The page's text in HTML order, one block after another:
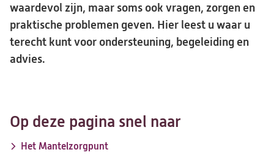
waardevol zijn, maar soms ook vragen, zorgen en
praktische problemen geven. Hier leest u waar u
terecht kunt voor ondersteuning, begeleiding en
advies.
Op deze pagina snel naar
Het Mantelzorgpunt